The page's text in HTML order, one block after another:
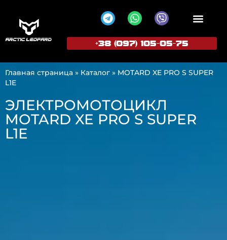
+38 (097) 105-05-75
Главная страница » Каталог » MOTARD XE PRO S SUPER
L1E
ЭЛЕКТРОМОТОЦИКЛ
MOTARD XE PRO S SUPER
L1E